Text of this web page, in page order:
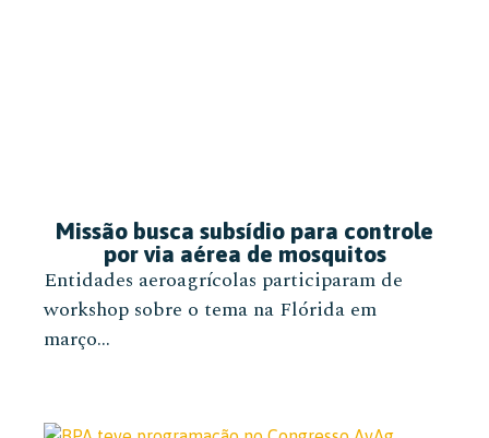
Missão busca subsídio para controle
por via aérea de mosquitos
Entidades aeroagrícolas participaram de
workshop sobre o tema na Flórida em
março...